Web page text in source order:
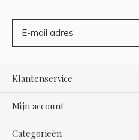
Klantenservice
Mijn account
Categorieën